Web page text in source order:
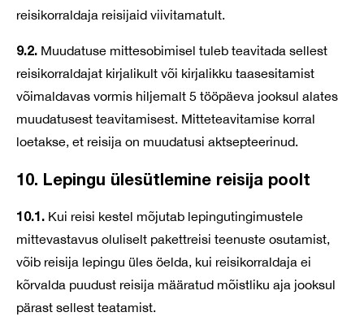
reisikorraldaja reisijaid viivitamatult.
9.2. Muudatuse mittesobimisel tuleb teavitada sellest
reisikorraldajat kirjalikult või kirjalikku taasesitamist
võimaldavas vormis hiljemalt 5 tööpäeva jooksul alates
muudatusest teavitamisest. Mitteteavitamise korral
loetakse, et reisija on muudatusi aktsepteerinud.
10. Lepingu ülesütlemine reisija poolt
10.1. Kui reisi kestel mõjutab lepingutingimustele
mittevastavus oluliselt pakettreisi teenuste osutamist,
võib reisija lepingu üles öelda, kui reisikorraldaja ei
kõrvalda puudust reisija määratud mõistliku aja jooksul
pärast sellest teatamist.